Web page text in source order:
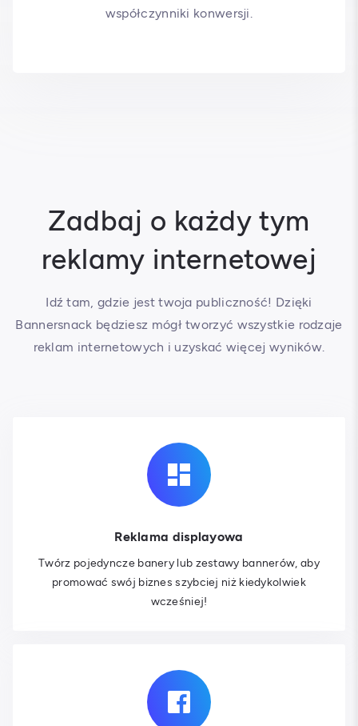
współczynniki konwersji.
Zadbaj o każdy tym
reklamy internetowej
Idź tam, gdzie jest twoja publiczność! Dzięki
Bannersnack będziesz mógł tworzyć wszystkie rodzaje
reklam internetowych i uzyskać więcej wyników.
Reklama displayowa
Twórz pojedyncze banery lub zestawy bannerów, aby
promować swój biznes szybciej niż kiedykolwiek
wcześniej!